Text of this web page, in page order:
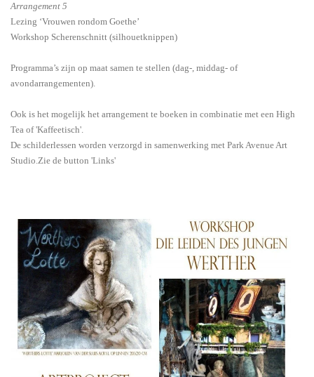
Arrangement 5
Lezing ‘Vrouwen rondom Goethe’
Workshop Scherenschnitt (silhouetknippen)
Programma’s zijn op maat samen te stellen (dag-, middag- of
avondarrangementen).
Ook is het mogelijk het arrangement te boeken in combinatie met een High
Tea of 'Kaffeetisch'.
De schilderlessen worden verzorgd in samenwerking met Park Avenue Art
Studio.Zie de button 'Links'